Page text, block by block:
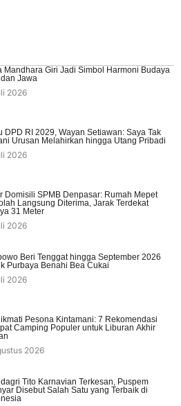
Mandhara Giri Jadi Simbol Harmoni Budaya
Jawa
2026
DPD RI 2029, Wayan Setiawan: Saya Tak
Urusan Melahirkan hingga Utang Pribadi
2026
Domisili SPMB Denpasar: Rumah Mepet
Langsung Diterima, Jarak Terdekat
31 Meter
2026
Beri Tenggat hingga September 2026
Purbaya Benahi Bea Cukai
2026
Pesona Kintamani: 7 Rekomendasi
Camping Populer untuk Liburan Akhir
2026
Tito Karnavian Terkesan, Puspem
Disebut Salah Satu yang Terbaik di